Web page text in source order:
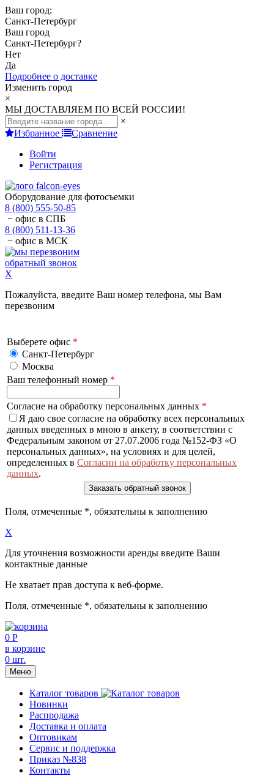
Ваш город:
Санкт-Петербург
Ваш город
Санкт-Петербург?
Нет
Да
Подробнее о доставке
Изменить город
×
МЫ ДОСТАВЛЯЕМ ПО ВСЕЙ РОССИИ!
×
Избранное
Сравнение
Войти
Регистрация
Оборудование для фотосъемки
8 (800) 555-50-85
− офис в СПБ
8 (800) 511-13-36
− офис в МСК
обратный звонок
X
Пожалуйста, введите Ваш номер телефона, мы Вам
перезвоним
Выберете офис *
Санкт-Петербург
Москва
Ваш телефонный номер *
Согласие на обработку персональных данных *
Я даю свое согласие на обработку всех персональных
данных введенных в мною в анкету, в соответствии с
Федеральным законом от 27.07.2006 года №152-ФЗ «О
персональных данных», на условиях и для целей,
определенных в Согласии на обработку персональных
данных.
Поля, отмеченные *, обязательны к заполнению
X
Для уточнения возможности аренды введите Ваши
контактные данные
Не хватает прав доступа к веб-форме.
Поля, отмеченные *, обязательны к заполнению
0 Р
в корзине
0 шт.
Меню
Каталог товаров
Новинки
Распродажа
Доставка и оплата
Оптовикам
Сервис и поддержка
Приказ №838
Контакты